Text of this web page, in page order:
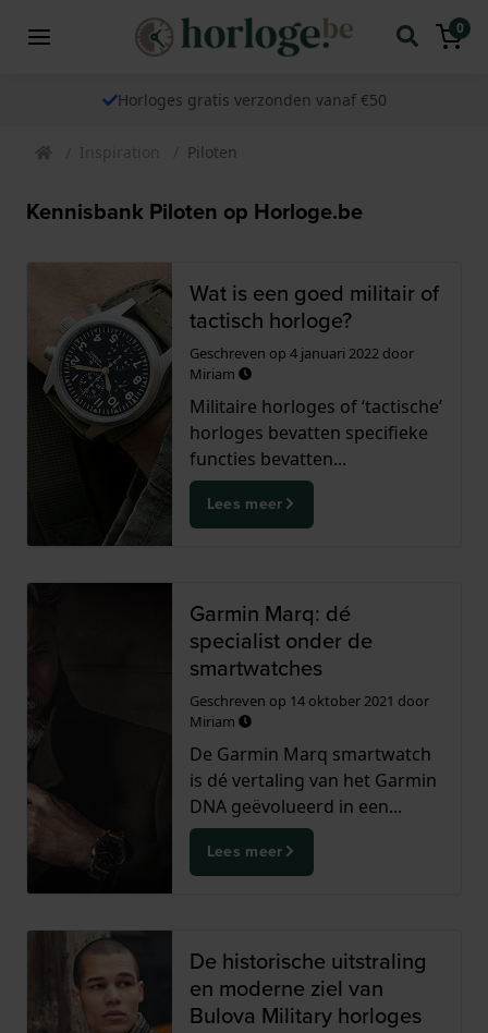
0
Horloges gratis verzonden vanaf €50
Inspiration Piloten
Kennisbank Piloten op Horloge.be
Wat is een goed militair of
tactisch horloge?
Geschreven op 4 januari 2022door
Miriam
Militaire horloges of ‘tactische’
horloges bevatten specifieke
functies bevatten...
Lees meer
Garmin Marq: dé
specialist onder de
smartwatches
Geschreven op 14 oktober 2021 door
Miriam
De Garmin Marq smartwatch
is dé vertaling van het Garmin
DNA geëvolueerd in een...
Lees meer
De historische uitstraling
en moderne ziel van
Bulova Military horloges